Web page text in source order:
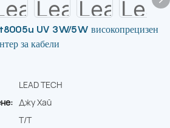
UV 3W/5W високопрецизен
за кабели
LEAD TECH
Джу Хай
T/T